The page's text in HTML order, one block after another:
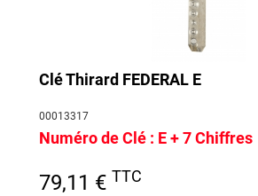
Clé Thirard FEDERAL E
00013317
Numéro de Clé : E + 7 Chiffres
79,11 € TTC